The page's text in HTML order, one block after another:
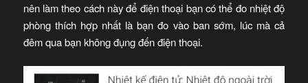
nên làm theo cách này để điện thoại bạn có thể đo nhiệt độ
phòng thích hợp nhất là bạn đo vào ban sớm, lúc mà cả
đêm qua bạn không đụng đến điện thoại.